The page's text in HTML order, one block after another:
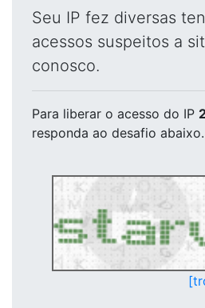
Seu IP fez diversas
acessos suspeitos a
conosco.
Para liberar o acesso do IP
responda ao desafio abaixo.